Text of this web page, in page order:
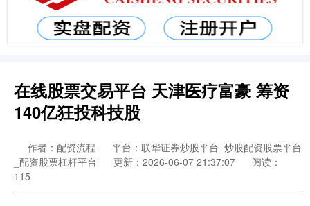
在线股票交易平台 天津医疗富豪 筹资
140亿狂投科技股
作者：配资流程
平台：联华证券炒股平台_炒股配资股票平台
_配资股票杠杆平台
更新：2026-06-07 21:37:07
阅读：
115